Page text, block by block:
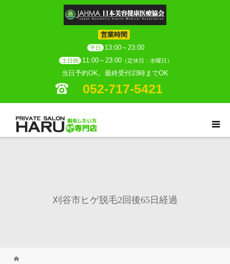
営業時間
平日 13:00～23:00
土日祝 11:00～23:00 （定休日：水曜日）
当日予約OK。最終受付23時までOK
052-717-5421
刈谷市ヒゲ脱毛2回後65日経過